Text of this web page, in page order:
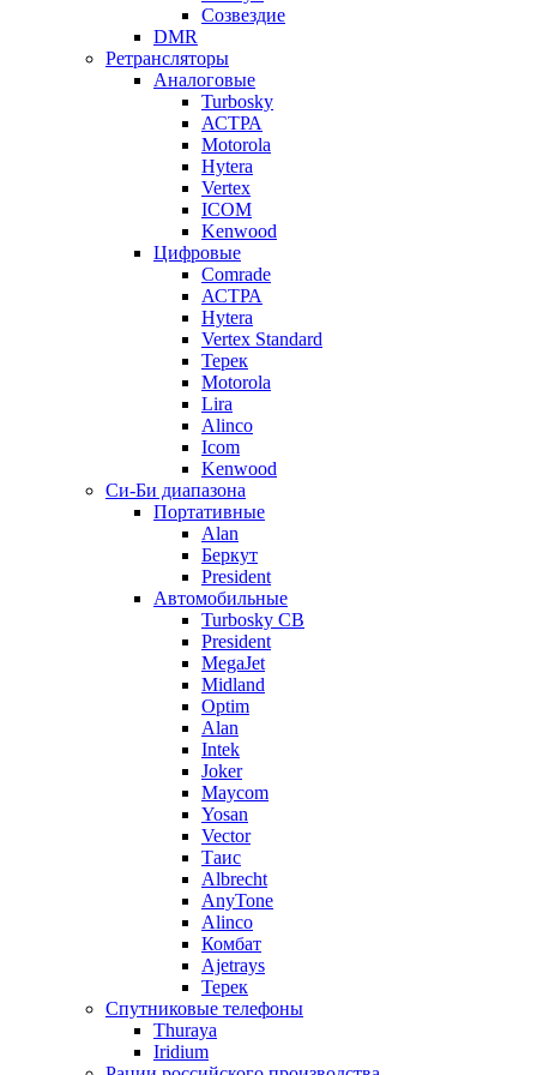
Созвездие
DMR
Ретрансляторы
Аналоговые
Turbosky
АСТРА
Motorola
Hytera
Vertex
ICOM
Kenwood
Цифровые
Comrade
АСТРА
Hytera
Vertex Standard
Терек
Motorola
Lira
Alinco
Icom
Kenwood
Си-Би диапазона
Портативные
Alan
Беркут
President
Автомобильные
Turbosky CB
President
MegaJet
Midland
Optim
Alan
Intek
Joker
Maycom
Yosan
Vector
Таис
Albrecht
AnyTone
Alinco
Комбат
Ajetrays
Терек
Спутниковые телефоны
Thuraya
Iridium